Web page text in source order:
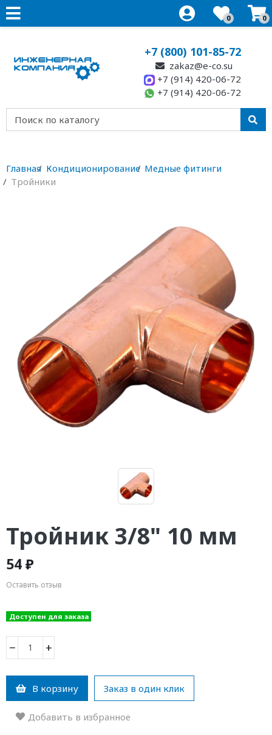
0 0
+7 (800) 101-85-72
zakaz@e-co.su
+7 (914) 420-06-72
+7 (914) 420-06-72
Главная Кондиционирование Медные фитинги
Тройники
Тройник 3/8" 10 мм
54 ₽
Оставить отзыв
Доступен для заказа
− +
В корзину Заказ в один клик
Добавить в избранное